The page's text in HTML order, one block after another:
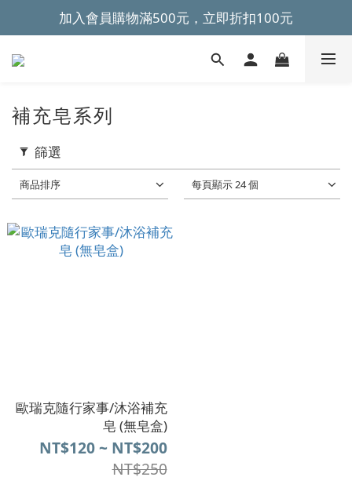
~全館滿499元免運~
加入會員購物滿500元，立即折扣100元
~全館滿499元免運~
補充皂系列
篩選
商品排序 每頁顯示 24 個
歐瑞克隨行家事/沐浴補充
皂 (無皂盒)
NT$120 ~ NT$200
NT$250